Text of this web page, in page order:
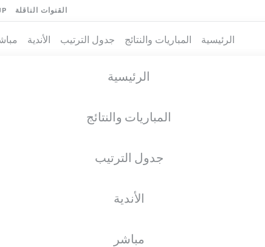
القنوات الناقلة
الرئيسية المباريات والنتائج جدول الترتيب الأندية
الرئيسية
المباريات والنتائج
جدول الترتيب
الأندية
مباشر